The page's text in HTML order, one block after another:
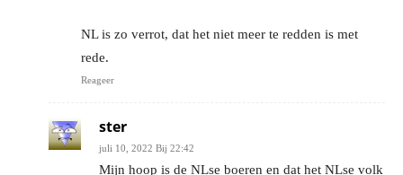
NL is zo verrot, dat het niet meer te redden is met
rede.
Reageer
ster
juli 10, 2022 Bij 22:42
Mijn hoop is de NLse boeren en dat het NLse volk